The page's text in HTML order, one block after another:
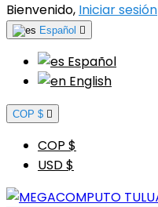
Bienvenido, Iniciar sesión
Español 
Español
English
COP $ 
COP $
USD $